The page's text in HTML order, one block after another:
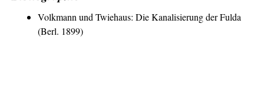
Volkmann und Twiehaus: Die Kanalisierung der Fulda
(Berl. 1899)